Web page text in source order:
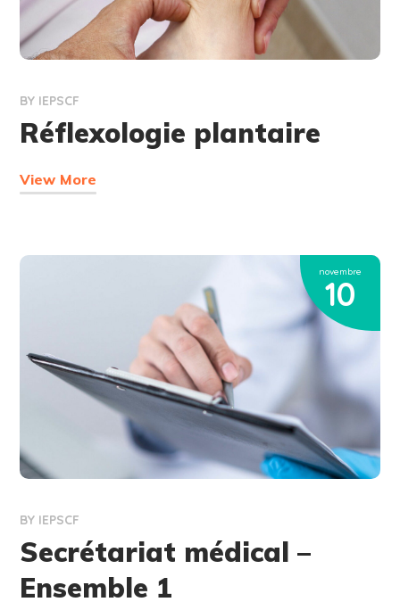
BY IEPSCF
Réflexologie plantaire
View More
novembre
10
BY IEPSCF
Secrétariat médical –
Ensemble 1